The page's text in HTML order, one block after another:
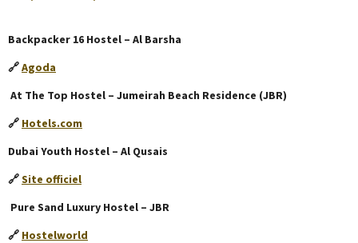
Backpacker 16 Hostel – Al Barsha
🔗Agoda
At The Top Hostel – Jumeirah Beach Residence (JBR)
🔗 Hotels.com
Dubai Youth Hostel – Al Qusais
🔗Site officiel
Pure Sand Luxury Hostel – JBR
🔗 Hostelworld